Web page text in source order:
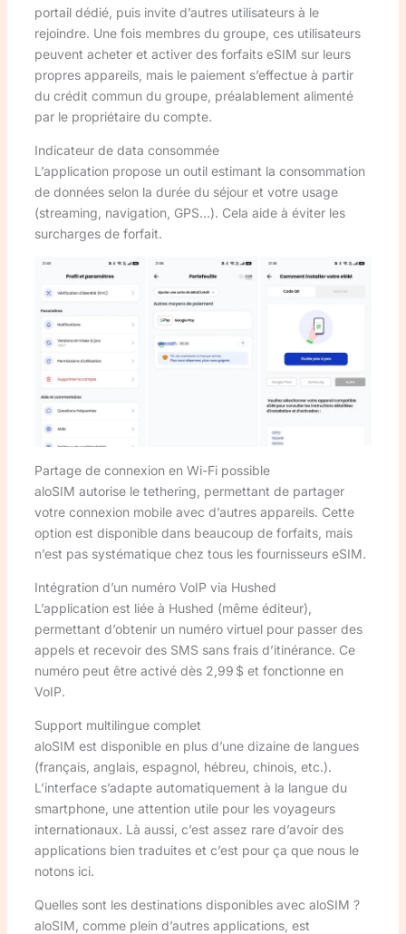
portail dédié, puis invite d’autres utilisateurs à le
rejoindre. Une fois membres du groupe, ces utilisateurs
peuvent acheter et activer des forfaits eSIM sur leurs
propres appareils, mais le paiement s’effectue à partir
du crédit commun du groupe, préalablement alimenté
par le propriétaire du compte.
Indicateur de data consommée
L’application propose un outil estimant la consommation
de données selon la durée du séjour et votre usage
(streaming, navigation, GPS…). Cela aide à éviter les
surcharges de forfait.
Partage de connexion en Wi-Fi possible
aloSIM autorise le tethering, permettant de partager
votre connexion mobile avec d’autres appareils. Cette
option est disponible dans beaucoup de forfaits, mais
n’est pas systématique chez tous les fournisseurs eSIM.
Intégration d’un numéro VoIP via Hushed
L’application est liée à Hushed (même éditeur),
permettant d’obtenir un numéro virtuel pour passer des
appels et recevoir des SMS sans frais d’itinérance. Ce
numéro peut être activé dès 2,99 $ et fonctionne en
VoIP.
Support multilingue complet
aloSIM est disponible en plus d’une dizaine de langues
(français, anglais, espagnol, hébreu, chinois, etc.).
L’interface s’adapte automatiquement à la langue du
smartphone, une attention utile pour les voyageurs
internationaux. Là aussi, c’est assez rare d’avoir des
applications bien traduites et c’est pour ça que nous le
notons ici.
Quelles sont les destinations disponibles avec aloSIM ?
aloSIM, comme plein d’autres applications, est